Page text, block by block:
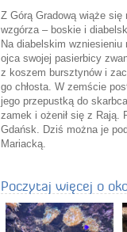
Z Górą Gradową wiąże się
wzgórza – boskie i
Na diabelskim
ojca swojej pasierbicy
z koszem bursztynów i
go chłosta. W zemście
jego przepustką do
zamek i ożenił się z Rają.
Gdańsk. Dziś można je
Mariacką.
Poczytaj więcej o